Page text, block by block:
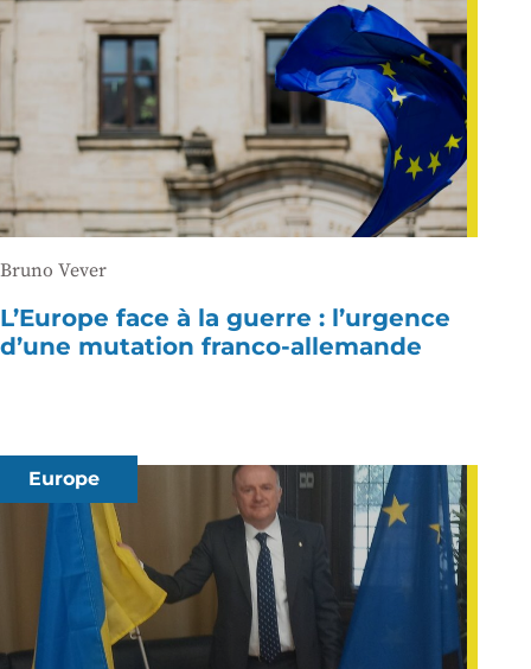
Bruno Vever
L’Europe face à la guerre : l’urgence
d’une mutation franco-allemande
Europe